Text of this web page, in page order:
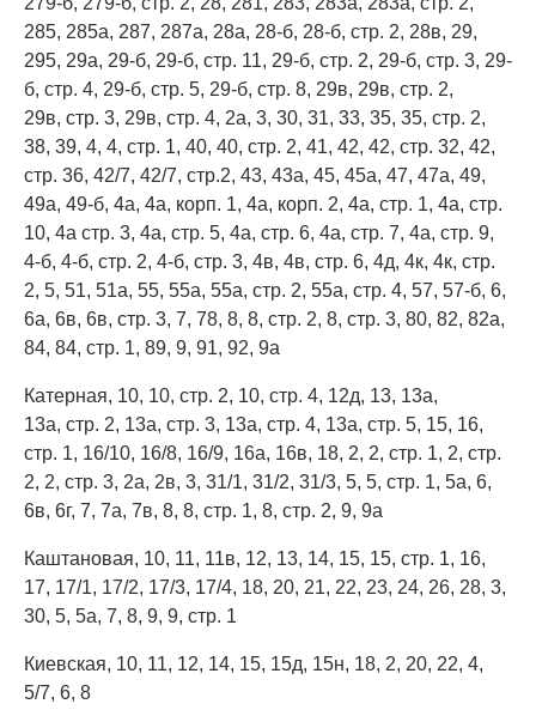
285, 285а, 287, 287а, 28а, 28-б, 28-б, стр. 2, 28в, 29,
295, 29а, 29-б, 29-б, стр. 11, 29-б, стр. 2, 29-б, стр. 3, 29-
б, стр. 4, 29-б, стр. 5, 29-б, стр. 8, 29в, 29в, стр. 2,
29в, стр. 3, 29в, стр. 4, 2а, 3, 30, 31, 33, 35, 35, стр. 2,
38, 39, 4, 4, стр. 1, 40, 40, стр. 2, 41, 42, 42, стр. 32, 42,
стр. 36, 42/7, 42/7, стр.2, 43, 43а, 45, 45а, 47, 47а, 49,
49а, 49-б, 4а, 4а, корп. 1, 4а, корп. 2, 4а, стр. 1, 4а, стр.
10, 4а стр. 3, 4а, стр. 5, 4а, стр. 6, 4а, стр. 7, 4а, стр. 9,
4-б, 4-б, стр. 2, 4-б, стр. 3, 4в, 4в, стр. 6, 4д, 4к, 4к, стр.
2, 5, 51, 51а, 55, 55а, 55а, стр. 2, 55а, стр. 4, 57, 57-б, 6,
6а, 6в, 6в, стр. 3, 7, 78, 8, 8, стр. 2, 8, стр. 3, 80, 82, 82а,
84, 84, стр. 1, 89, 9, 91, 92, 9а
Катерная, 10, 10, стр. 2, 10, стр. 4, 12д, 13, 13а,
13а, стр. 2, 13а, стр. 3, 13а, стр. 4, 13а, стр. 5, 15, 16,
стр. 1, 16/10, 16/8, 16/9, 16а, 16в, 18, 2, 2, стр. 1, 2, стр.
2, 2, стр. 3, 2а, 2в, 3, 31/1, 31/2, 31/3, 5, 5, стр. 1, 5а, 6,
6в, 6г, 7, 7а, 7в, 8, 8, стр. 1, 8, стр. 2, 9, 9а
Каштановая, 10, 11, 11в, 12, 13, 14, 15, 15, стр. 1, 16,
17, 17/1, 17/2, 17/3, 17/4, 18, 20, 21, 22, 23, 24, 26, 28, 3,
30, 5, 5а, 7, 8, 9, 9, стр. 1
Киевская, 10, 11, 12, 14, 15, 15д, 15н, 18, 2, 20, 22, 4,
5/7, 6, 8